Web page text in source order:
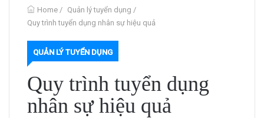
Home / Quản lý tuyển dụng /
Quy trình tuyển dụng nhân sự hiệu quả
QUẢN LÝ TUYỂN DỤNG
Quy trình tuyển dụng
nhân sự hiệu quả